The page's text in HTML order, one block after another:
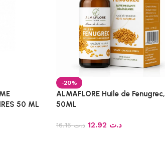
50 ML
-20%
ALMAFLORE Huile de Fenugrec,
50ML
د.ت16.15 د.ت